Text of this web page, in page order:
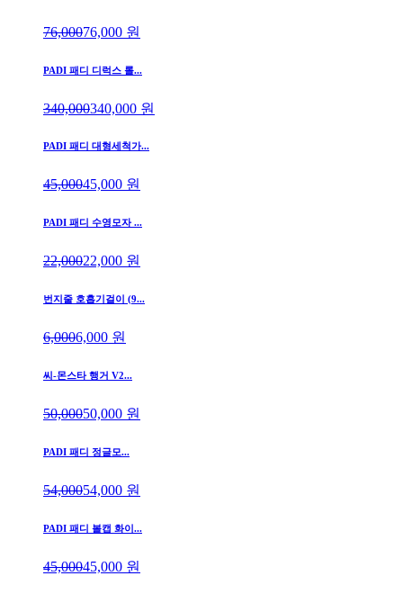
76,00076,000 원
PADI 패디 디럭스 롤...
340,000340,000 원
PADI 패디 대형세척가...
45,00045,000 원
PADI 패디 수영모자 ...
22,00022,000 원
번지줄 호흡기걸이 (9...
6,0006,000 원
씨-몬스타 행거 V2...
50,00050,000 원
PADI 패디 정글모...
54,00054,000 원
PADI 패디 볼캡 화이...
45,00045,000 원